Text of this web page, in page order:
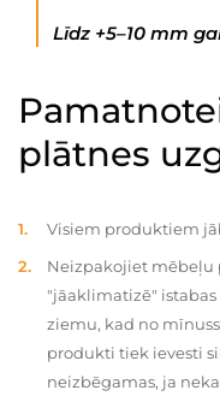
Līdz +5–10 mm
plātnes
Visiem produktiem
Neizpakojiet mēbeļu
"jāaklimatizē" istabas
ziemu, kad no
produkti tiek ievesti
neizbēgamas, ja